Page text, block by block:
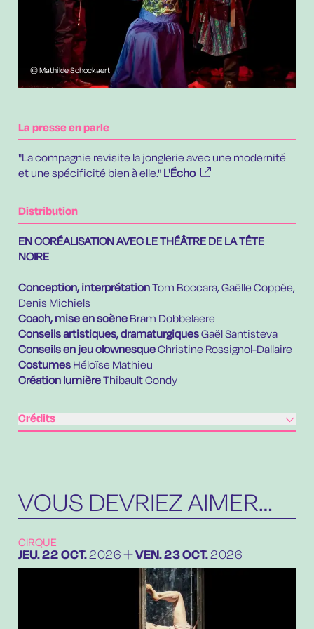
© Mathilde Schockaert
La presse en parle
"La compagnie revisite la jonglerie avec une modernité
et une spécificité bien à elle." L'Écho
Distribution
EN CORÉALISATION AVEC LE THÉÂTRE DE LA TÊTE
NOIRE
Conception, interprétationTom Boccara, Gaëlle Coppée,
Denis Michiels
Coach, mise en scène Bram Dobbelaere
Conseils artistiques, dramaturgiquesGaël Santisteva
Conseils en jeu clownesqueChristine Rossignol-Dallaire
Costumes Héloïse Mathieu
Création lumièreThibault Condy
Crédits
VOUS DEVRIEZ AIMER…
CIRQUE
DU
JEUDI
JEU.22 OCTOBRE
OCT.2026 AU
VENDREDI
VEN.23OCTOBRE
OCT.2026